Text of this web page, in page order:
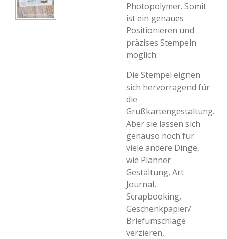
Photopolymer. Somit
ist ein genaues
Positionieren und
präzises Stempeln
möglich.
Die Stempel eignen
sich hervorragend für
die
Grußkartengestaltung.
Aber sie lassen sich
genauso noch für
viele andere Dinge,
wie Planner
Gestaltung, Art
Journal,
Scrapbooking,
Geschenkpapier/
Briefumschläge
verzieren,